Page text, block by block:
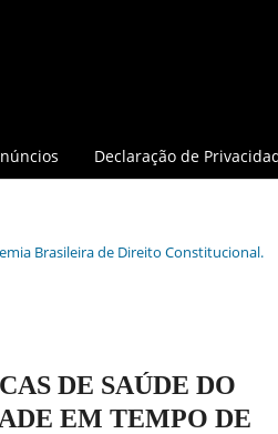
Declaração de
Brasileira de Direito Constitucional.
DE SAÚDE DO
EM TEMPO DE